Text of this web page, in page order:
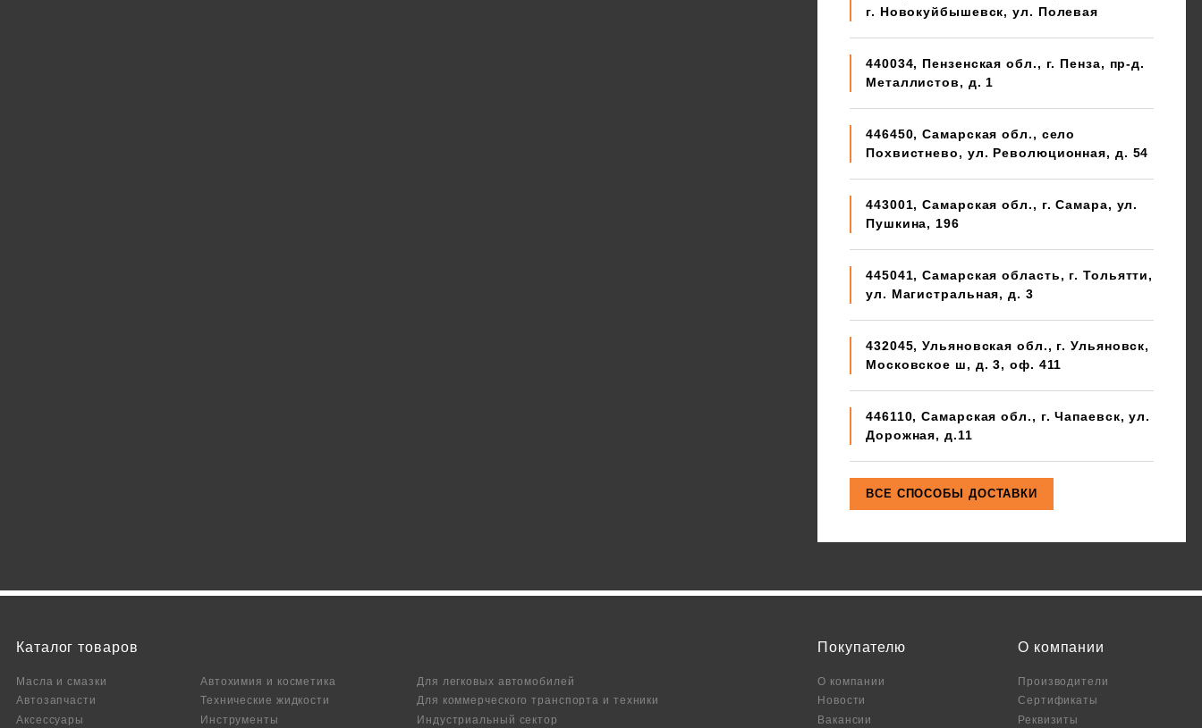
г. Новокуйбышевск, ул. Полевая
440034, Пензенская обл., г. Пенза, пр-д.
Металлистов, д. 1
446450, Самарская обл., село
Похвистнево, ул. Революционная, д. 54
443001, Самарская обл., г. Самара, ул.
Пушкина, 196
445041, Самарская область, г. Тольятти,
ул. Магистральная, д. 3
432045, Ульяновская обл., г. Ульяновск,
Московское ш, д. 3, оф. 411
446110, Самарская обл., г. Чапаевск, ул.
Дорожная, д.11
Каталог товаров
Масла и смазки
Автохимия и косметика
Автозапчасти
Технические жидкости
Аксесcуары
Инструменты
Для легковых автомобилей
Для коммерческого транспорта и техники
Индустриальный сектор
Покупателю
О компании
Новости
Вакансии
О компании
Производители
Сертификаты
Реквизиты